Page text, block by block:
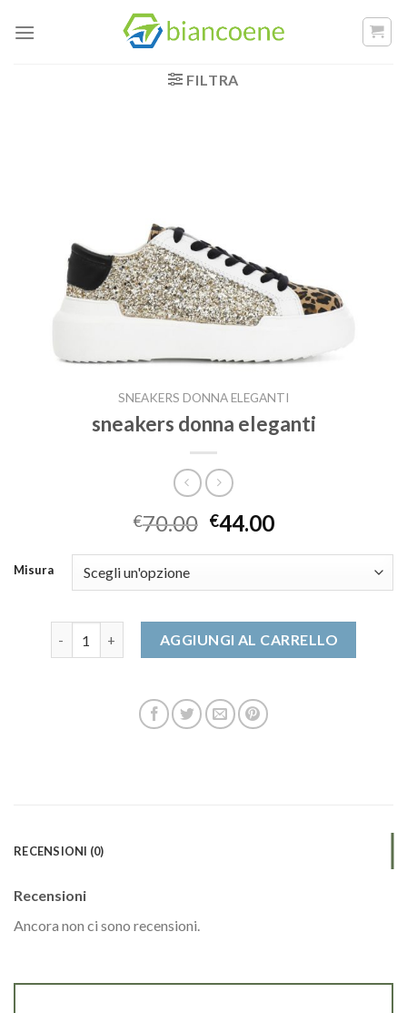
FILTRA
SNEAKERS DONNA ELEGANTI
sneakers donna eleganti
€70.00 €44.00
Misura
AGGIUNGI AL CARRELLO
RECENSIONI (0)
Recensioni
Ancora non ci sono recensioni.